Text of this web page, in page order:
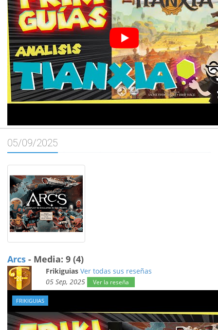
05/09/2025
Arcs - Media: 9 (4)
Frikiguias Ver todas sus reseñas
05 Sep, 2025
Ver la reseña
FRIKIGUIAS